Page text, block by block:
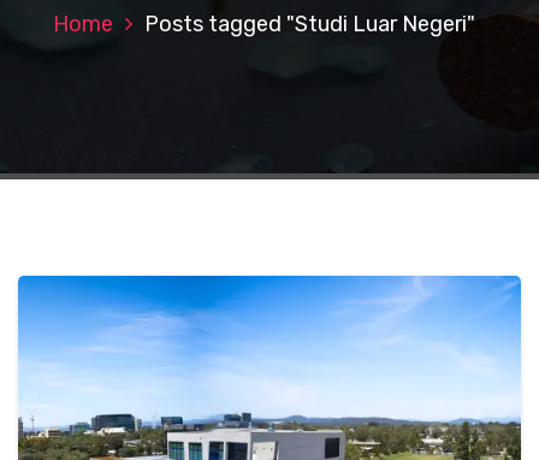
Home Posts tagged "Studi Luar Negeri"